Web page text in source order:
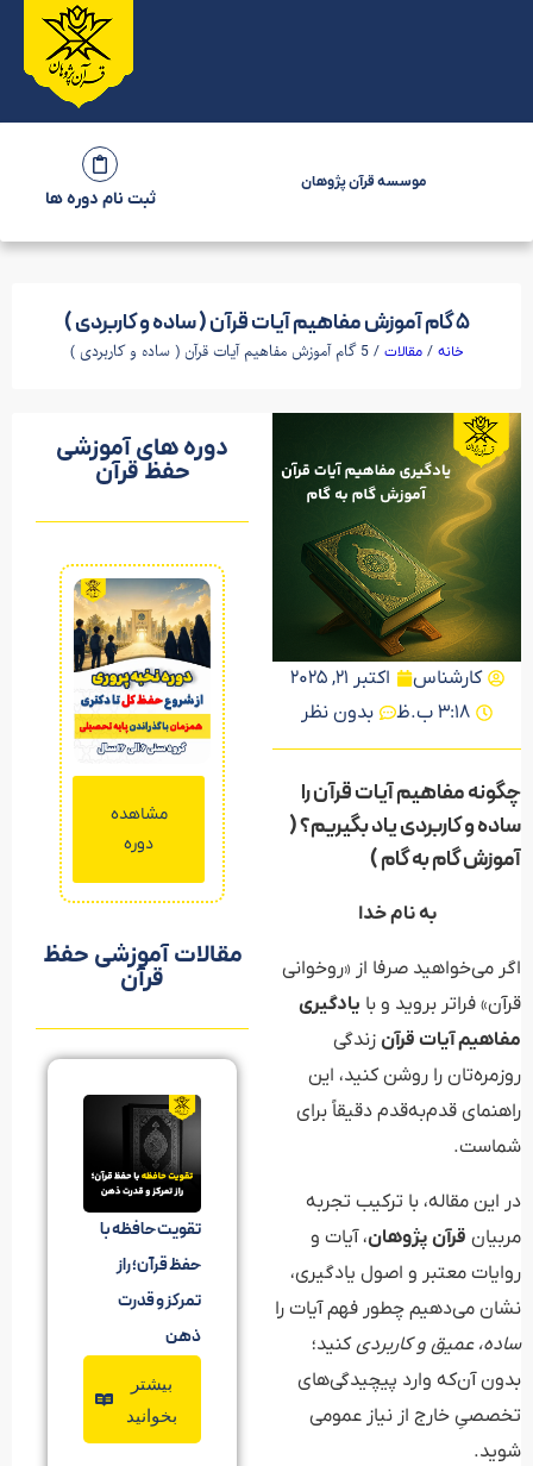
موسسه قرآن پژوهان
ثبت نام دوره ها
5 گام آموزش مفاهیم آیات قرآن ( ساده و کاربردی )
خانه /مقالات / 5 گام آموزش مفاهیم آیات قرآن ( ساده و کاربردی )
کارشناس
اکتبر 21, 2025
3:18 ب.ظ
بدون نظر
چگونه مفاهیم آیات قرآن را
ساده و کاربردی یاد بگیریم؟ (
آموزش گام به‌ گام )
به نام خدا
اگر می‌خواهید صرفا از «روخوانی
قرآن» فراتر بروید و با یادگیری
مفاهیم آیات قرآن زندگی
روزمره‌تان را روشن کنید، این
راهنمای قدم‌به‌قدم دقیقاً برای
شماست.
در این مقاله، با ترکیب تجربه
مربیان قرآن پژوهان، آیات و
روایات معتبر و اصول یادگیری،
نشان می‌دهیم چطور فهم آیات را
ساده، عمیق و کاربردیکنید؛
بدون آن‌که وارد پیچیدگی‌های
تخصصیِ خارج از نیاز عمومی
شوید.
دوره های آموزشی
حفظ قرآن
مشاهده
دوره
مقالات آموزشی حفظ
قرآن
تقویت حافظه با
حفظ قرآن؛ راز
تمرکز و قدرت
ذهن
بیشتر
بخوانید